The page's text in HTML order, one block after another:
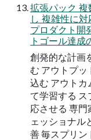
拡張パック
し 複雑性に
プロダクト開
トゴール達成
創発的な計画
む アウトプッ
込む アウトカ
て学習する
応させる 専門
ェッショナル
善 毎スプリン